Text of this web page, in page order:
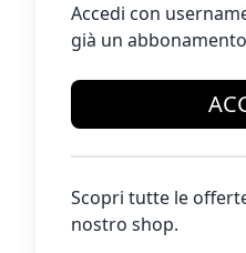
Accedi con
già un
Scopri tutte le
nostro shop.